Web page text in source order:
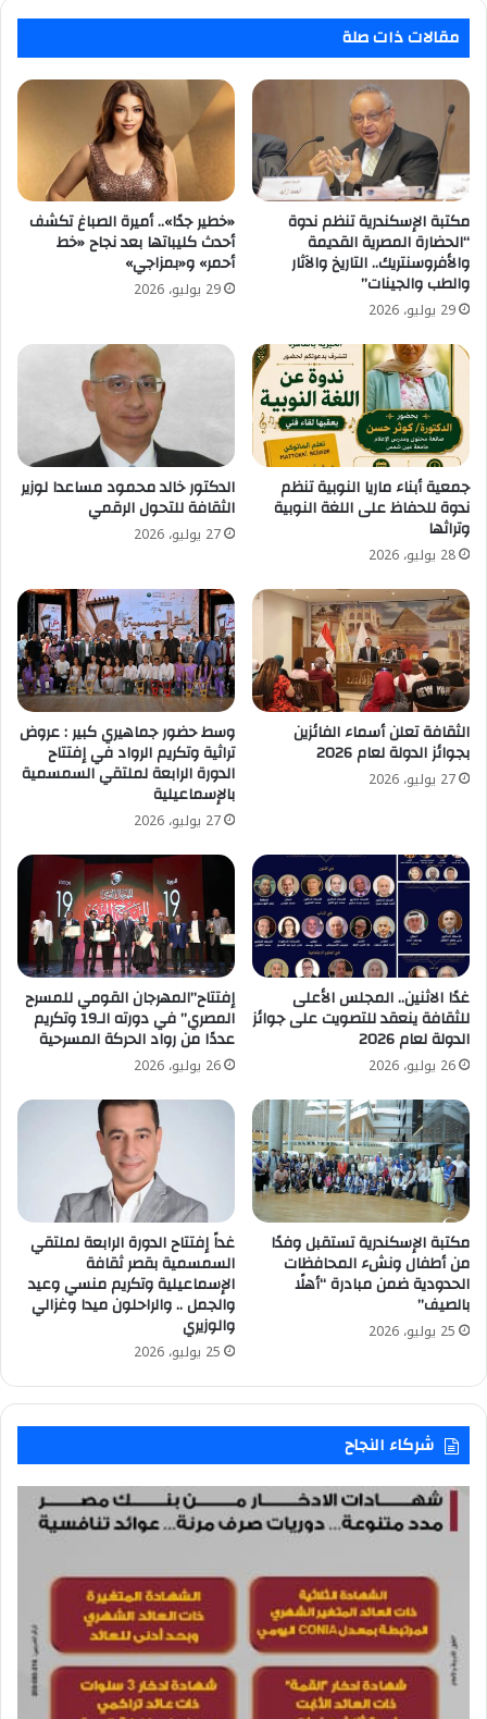
التربية
والتعليم
وجامعة
هيروشيما
ومؤسسة
"سبريكس"
اليابانية
في
البرمجة
والذكاء
الاصطناعي
مقالات ذات صلة
مكتبة الإسكندرية تنظم ندوة
“الحضارة المصرية القديمة
والأفروسنتريك.. التاريخ والآثار
والطب والجينات”
29 يوليو، 2026
«خطير جدًا».. أميرة الصباغ تكشف
أحدث كليباتها بعد نجاح «خط
أحمر» و«بمزاجي»
29 يوليو، 2026
جمعية أبناء ماريا النوبية تنظم
ندوة للحفاظ على اللغة النوبية
وتراثها
28 يوليو، 2026
الدكتور خالد محمود مساعدا لوزير
الثقافة للتحول الرقمي
27 يوليو، 2026
الثقافة تعلن أسماء الفائزين
بجوائز الدولة لعام 2026
27 يوليو، 2026
وسط حضور جماهيري كبير : عروض
تراثية وتكريم الرواد في إفتتاح
الدورة الرابعة لملتقي السمسمية
بالإسماعيلية
27 يوليو، 2026
غدًا الاثنين.. المجلس الأعلى
للثقافة ينعقد للتصويت على جوائز
الدولة لعام 2026
26 يوليو، 2026
إفتتاح”المهرجان القومي للمسرح
المصري” في دورته الـ19 وتكريم
عددًا من رواد الحركة المسرحية
26 يوليو، 2026
مكتبة الإسكندرية تستقبل وفدًا
من أطفال ونشء المحافظات
الحدودية ضمن مبادرة “أهلًا
بالصيف”
25 يوليو، 2026
غداً إفتتاح الدورة الرابعة لملتقي
السمسمية بقصر ثقافة
الإسماعيلية وتكريم منسي وعيد
والجمل .. والراحلون ميدا وغزالي
والوزيري
25 يوليو، 2026
شركاء النجاح